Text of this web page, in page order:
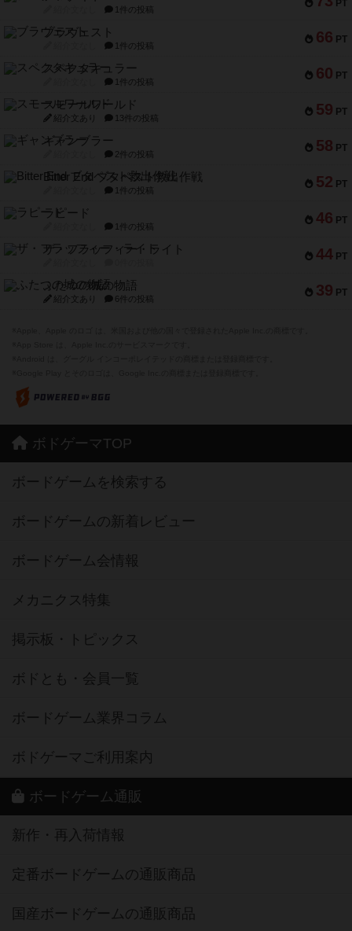
PT
1件の投稿
66 PT
ブラヴェスト
1件の投稿
60 PT
スペクタキュラー
1件の投稿
59 PT
スモールワールド
紹介文あり 13件の投稿
58 PT
ギャンブラー
2件の投稿
52 PT
Bitter End ブタペスト救出作戦
1件の投稿
46 PT
ラピード
1件の投稿
44 PT
ザ・フラッフィー・ライト
39 PT
ふたつの城の物語
紹介文あり 6件の投稿
ボドゲーマTOP
ボードゲームを検索する
ボードゲームの新着レビュー
ボードゲーム会情報
メカニクス特集
掲示板・トピックス
ボドとも・会員一覧
ボードゲーム業界コラム
ボドゲーマご利用案内
ボードゲーム通販
新作・再入荷情報
定番ボードゲームの通販商品
国産ボードゲームの通販商品